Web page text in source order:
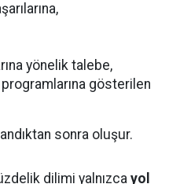
yönelik talebe,
gösterilen
sonra oluşur.
dilimi yalnızca yol